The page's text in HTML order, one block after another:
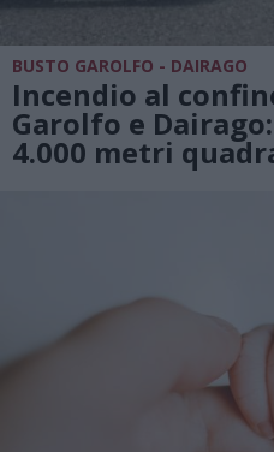
BUSTO GAROLFO - DAIRAGO
Incendio al
Garolfo e
4.000 metri